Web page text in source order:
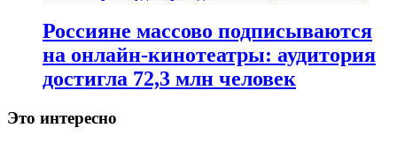
Россияне массово подписываются
на онлайн-кинотеатры: аудитория
достигла 72,3 млн человек
Это интересно